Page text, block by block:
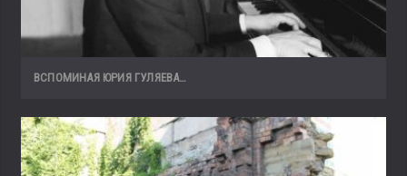
ВСПОМИНАЯ ЮРИЯ ГУЛЯЕВА…